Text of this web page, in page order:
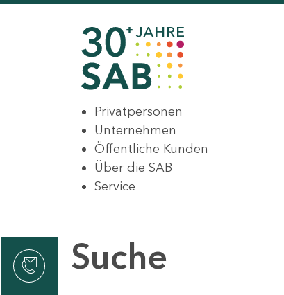
Privatpersonen
Unternehmen
Öffentliche Kunden
Über die SAB
Service
Suche